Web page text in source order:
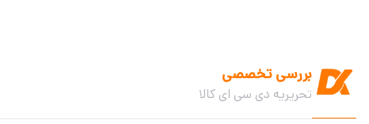
بررسی تخصصی
تحریریه دی سی ای کالا